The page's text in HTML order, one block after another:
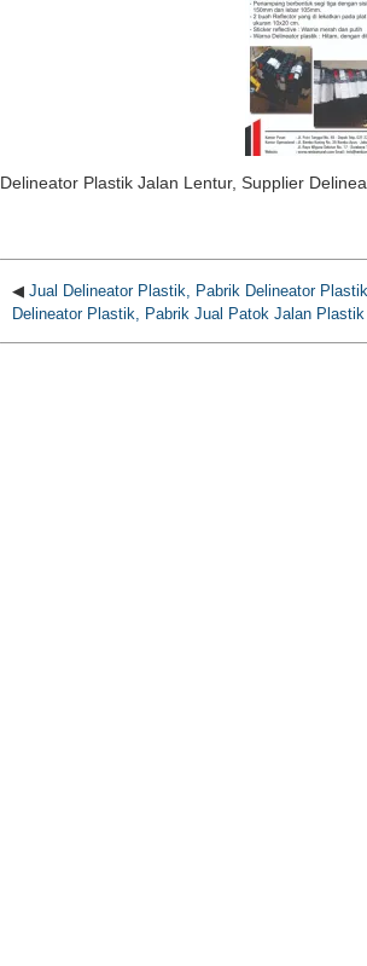
Delineator Plastik Jalan Lentur, Supplier
◀ Jual Delineator Plastik, Pabrik Delineator
Delineator Plastik, Pabrik Jual Patok Jalan Plastik